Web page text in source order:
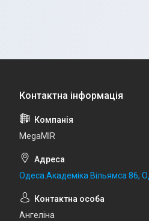
MegaMIR
Одеса.Академіка Вільямса 86,
Ангеліна